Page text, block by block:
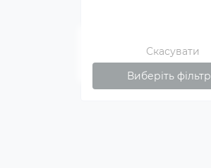
Скасувати
Виберіть